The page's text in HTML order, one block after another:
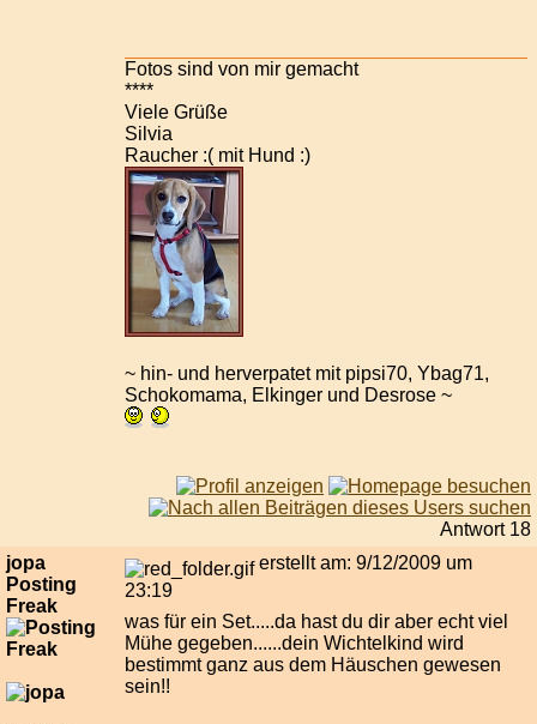
Fotos sind von mir gemacht
****
Viele Grüße
Silvia
Raucher :( mit Hund :)
~ hin- und herverpatet mit pipsi70, Ybag71,
Schokomama, Elkinger und Desrose ~
Antwort 18
jopa
Posting
Freak
erstellt am: 9/12/2009 um
23:19
was für ein Set.....da hast du dir aber echt viel
Mühe gegeben......dein Wichtelkind wird
bestimmt ganz aus dem Häuschen gewesen
sein!!